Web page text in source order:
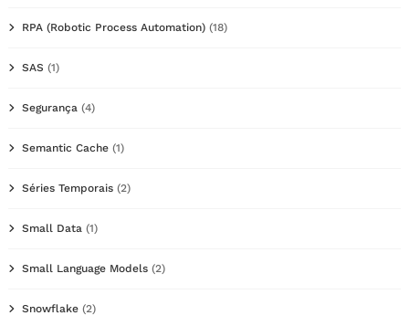
RPA (Robotic Process Automation) (18)
SAS (1)
Segurança (4)
Semantic Cache (1)
Séries Temporais (2)
Small Data (1)
Small Language Models (2)
Snowflake (2)